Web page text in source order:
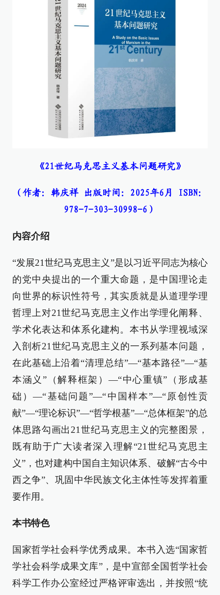
《21世纪马克思主义基本问题研究》
（作者：韩庆祥 出版时间：2025年6月 ISBN：
978-7-303-30998-6）
内容介绍
“发展21世纪马克思主义”是以习近平同志为核心
的党中央提出的一个重大命题，是中国理论走
向世界的标识性符号，其实质就是从道理学理
哲理上对21世纪马克思主义作出学理化阐释、
学术化表达和体系化建构。本书从学理视域深
入剖析21世纪马克思主义的一系列基本问题，
在此基础上沿着“清理总结”—“基本路径”—“基
本涵义”（解释框架）—“中心重镇”（形成基
础）—“基础问题”—“中国样本”—“原创性贡
献”—“理论标识”—“哲学根基”—“总体框架”的总
体思路勾画出21世纪马克思主义的完整图景，
既有助于广大读者深入理解“21世纪马克思主
义”，也对建构中国自主知识体系、破解“古今中
西之争”、巩固中华民族文化主体性等发挥着重
要作用。
本书特色
国家哲学社会科学优秀成果。本书入选“国家哲
学社会科学成果文库”，是中宣部全国哲学社会
科学工作办公室经过严格评审选出，并按照“统